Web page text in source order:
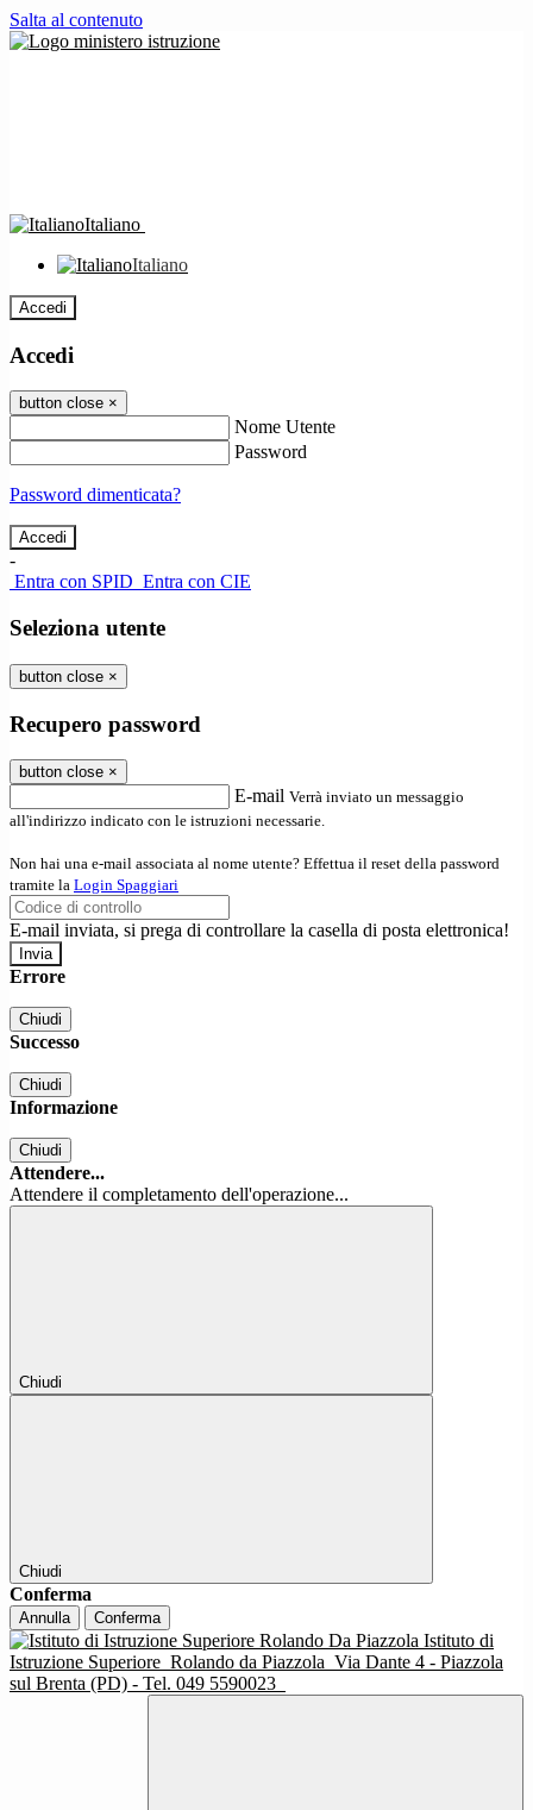
Salta al contenuto
Italiano
Italiano
Accedi
Accedi
button close ×
Nome Utente
Password
Password dimenticata?
-
Entra con SPID Entra con CIE
Seleziona utente
button close ×
Recupero password
button close ×
E-mail Verrà inviato un messaggio
all'indirizzo indicato con le istruzioni necessarie.
Non hai una e-mail associata al nome utente? Effettua il reset della password
tramite la Login Spaggiari
E-mail inviata, si prega di controllare la casella di posta elettronica!
Errore
Chiudi
Successo
Chiudi
Informazione
Chiudi
Attendere...
Attendere il completamento dell'operazione...
Chiudi
Chiudi
Conferma
Annulla Conferma
Istituto di
Istruzione Superiore Rolando da Piazzola Via Dante 4 - Piazzola
sul Brenta (PD) - Tel. 049 5590023